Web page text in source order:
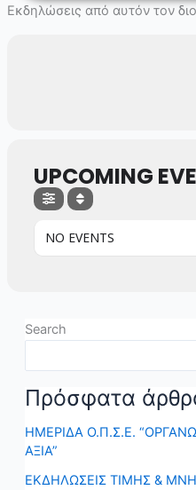
Skip
Εκδηλώσεις από αυτόν τον
UPCOMING
NO EVENTS
Search
Πρόσφατα
ΗΜΕΡΙΔΑ Ο.Π.Σ.Ε.
ΑΞΙΑ”
ΕΚΔΗΛΩΣΕΙΣ ΤΙΜΗΣ &